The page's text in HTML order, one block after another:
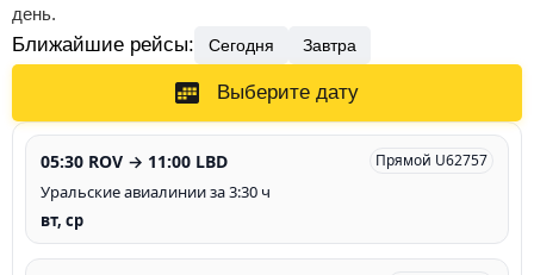
день.
Ближайшие рейсы: Сегодня Завтра
Выберите дату
05:30 ROV → 11:00 LBD Прямой U62757
Уральские авиалинии за 3:30 ч
вт, ср